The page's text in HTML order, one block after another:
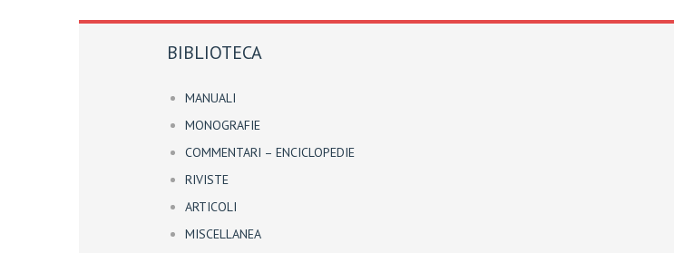
BIBLIOTECA
MANUALI
MONOGRAFIE
COMMENTARI – ENCICLOPEDIE
RIVISTE
ARTICOLI
MISCELLANEA